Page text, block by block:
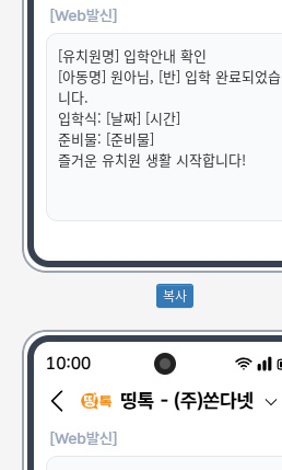
[유치원명] 입학안내 확인
[아동명] 원아님, [반] 입학 완료되었습
니다.
입학식: [날짜] [시간]
준비물: [준비물]
즐거운 유치원 생활 시작합니다!